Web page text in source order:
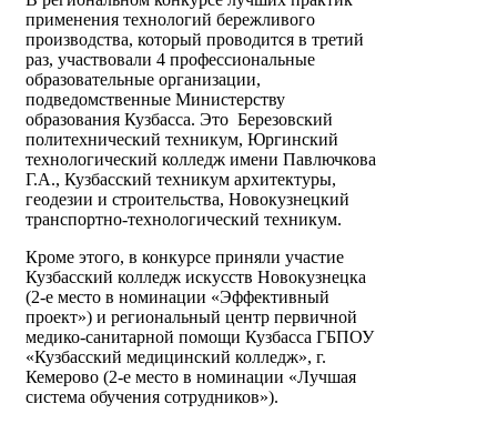
применения технологий бережливого
производства, который проводится в третий
раз, участвовали 4 профессиональные
образовательные организации,
подведомственные Министерству
образования Кузбасса. Это Березовский
политехнический техникум, Юргинский
технологический колледж имени Павлючкова
Г.А., Кузбасский техникум архитектуры,
геодезии и строительства, Новокузнецкий
транспортно-технологический техникум.
Кроме этого, в конкурсе приняли участие
Кузбасский колледж искусств Новокузнецка
(2-е место в номинации «Эффективный
проект») и региональный центр первичной
медико-санитарной помощи Кузбасса ГБПОУ
«Кузбасский медицинский колледж», г.
Кемерово (2-е место в номинации «Лучшая
система обучения сотрудников»).